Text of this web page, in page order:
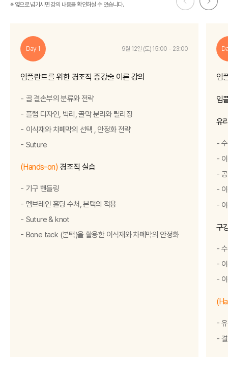
※ 옆으로 넘기시면 강의 내용을 확인하실 수 있습니다.
Day 1 9월 12일 (토) 15:00 - 23:00
임플란트를 위한 경조직 증강술 이론 강의
골 결손부의 분류와 전략
플랩 디자인, 박리, 골막 분리와 릴리징
이식재와 차폐막의 선택 , 안정화 전략
Suture
(Hands-on) 경조직 실습
기구 핸들링
멤브레인 홀딩 수처, 본택의 적용
Suture & knot
Bone tack (본택)을 활용한 이식재와 차폐막의 안정화
임
임
유
구